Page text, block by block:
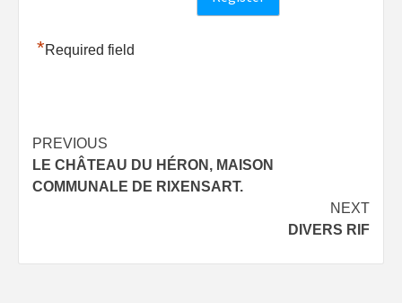
*Required field
Post
navigation
PREVIOUS
LE CHÂTEAU DU HÉRON, MAISON
COMMUNALE DE RIXENSART.
NEXT
DIVERS RIF